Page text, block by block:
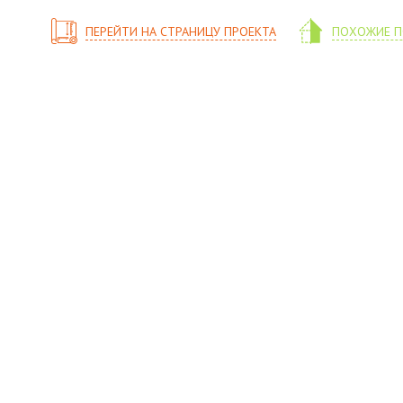
ПЕРЕЙТИ НА СТРАНИЦУ ПРОЕКТА ПОХОЖИЕ